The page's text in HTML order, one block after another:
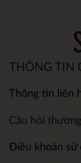
THÔNG TIN
Thông tin liên
Câu hỏi
Điều khoản sử